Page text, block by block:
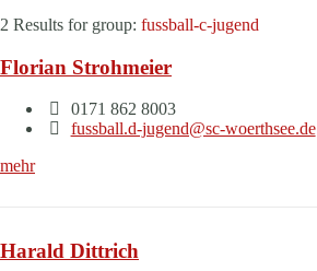
2 Results for group: fussball-c-jugend
Florian Strohmeier
0171 862 8003
fussball.d-jugend@sc-woerthsee.de
mehr
Harald Dittrich